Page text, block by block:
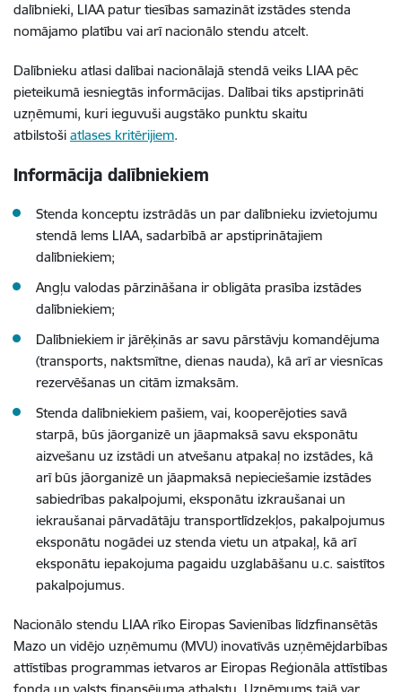
dalībnieki, LIAA patur tiesības samazināt izstādes stenda
nomājamo platību vai arī nacionālo stendu atcelt.
Dalībnieku atlasi dalībai nacionālajā stendā veiks LIAA pēc
pieteikumā iesniegtās informācijas. Dalībai tiks apstiprināti
uzņēmumi, kuri ieguvuši augstāko punktu skaitu
atbilstoši atlases kritērijiem.
Informācija dalībniekiem
Stenda konceptu izstrādās un par dalībnieku izvietojumu
stendā lems LIAA, sadarbībā ar apstiprinātajiem
dalībniekiem;
Angļu valodas pārzināšana ir obligāta prasība izstādes
dalībniekiem;
Dalībniekiem ir jārēķinās ar savu pārstāvju komandējuma
(transports, naktsmītne, dienas nauda), kā arī ar viesnīcas
rezervēšanas un citām izmaksām.
Stenda dalībniekiem pašiem, vai, kooperējoties savā
starpā, būs jāorganizē un jāapmaksā savu eksponātu
aizvešanu uz izstādi un atvešanu atpakaļ no izstādes, kā
arī būs jāorganizē un jāapmaksā nepieciešamie izstādes
sabiedrības pakalpojumi, eksponātu izkraušanai un
iekraušanai pārvadātāju transportlīdzekļos, pakalpojumus
eksponātu nogādei uz stenda vietu un atpakaļ, kā arī
eksponātu iepakojuma pagaidu uzglabāšanu u.c. saistītos
pakalpojumus.
Nacionālo stendu LIAA rīko Eiropas Savienības līdzfinansētās
Mazo un vidējo uzņēmumu (MVU) inovatīvās uzņēmējdarbības
attīstības programmas ietvaros ar Eiropas Reģionāla attīstības